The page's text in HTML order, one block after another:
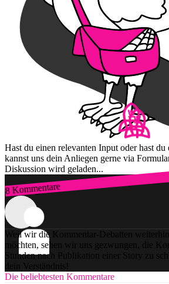
Hast du einen relevanten Input oder hast
kannst uns dein Anliegen gerne via
Diskussion wird geladen...
8 Kommentare
Zum Login
Weil wir die Kommentar-Debatten weiterhin
möchten, sehen wir uns gezwungen, die
Stunden nach Publikation einer Story zu
dein Verständnis!
Die beliebtesten Kommentare